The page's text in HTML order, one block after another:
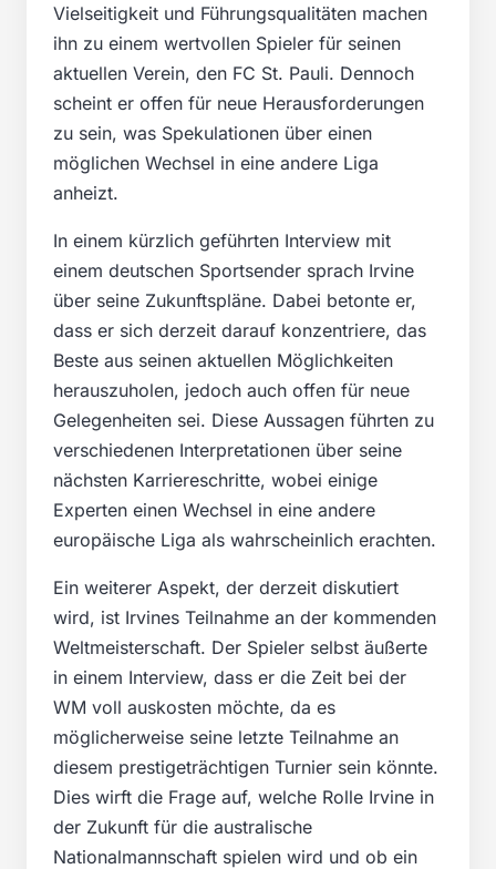
Vielseitigkeit und Führungsqualitäten machen
ihn zu einem wertvollen Spieler für seinen
aktuellen Verein, den FC St. Pauli. Dennoch
scheint er offen für neue Herausforderungen
zu sein, was Spekulationen über einen
möglichen Wechsel in eine andere Liga
anheizt.
In einem kürzlich geführten Interview mit
einem deutschen Sportsender sprach Irvine
über seine Zukunftspläne. Dabei betonte er,
dass er sich derzeit darauf konzentriere, das
Beste aus seinen aktuellen Möglichkeiten
herauszuholen, jedoch auch offen für neue
Gelegenheiten sei. Diese Aussagen führten zu
verschiedenen Interpretationen über seine
nächsten Karriereschritte, wobei einige
Experten einen Wechsel in eine andere
europäische Liga als wahrscheinlich erachten.
Ein weiterer Aspekt, der derzeit diskutiert
wird, ist Irvines Teilnahme an der kommenden
Weltmeisterschaft. Der Spieler selbst äußerte
in einem Interview, dass er die Zeit bei der
WM voll auskosten möchte, da es
möglicherweise seine letzte Teilnahme an
diesem prestigeträchtigen Turnier sein könnte.
Dies wirft die Frage auf, welche Rolle Irvine in
der Zukunft für die australische
Nationalmannschaft spielen wird und ob ein